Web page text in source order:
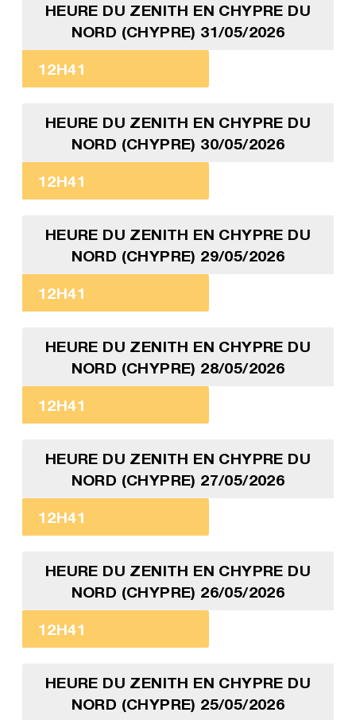
HEURE DU ZENITH EN CHYPRE DU
NORD (CHYPRE) 31/05/2026
12H41
HEURE DU ZENITH EN CHYPRE DU
NORD (CHYPRE) 30/05/2026
12H41
HEURE DU ZENITH EN CHYPRE DU
NORD (CHYPRE) 29/05/2026
12H41
HEURE DU ZENITH EN CHYPRE DU
NORD (CHYPRE) 28/05/2026
12H41
HEURE DU ZENITH EN CHYPRE DU
NORD (CHYPRE) 27/05/2026
12H41
HEURE DU ZENITH EN CHYPRE DU
NORD (CHYPRE) 26/05/2026
12H41
HEURE DU ZENITH EN CHYPRE DU
NORD (CHYPRE) 25/05/2026